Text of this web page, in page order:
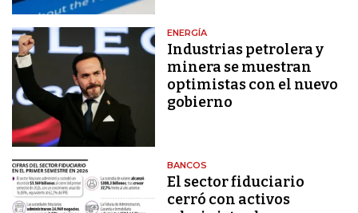
ENERGÍA
Industrias petrolera y
minera se muestran
optimistas con el nuevo
gobierno
BANCOS
El sector fiduciario
cerró con activos